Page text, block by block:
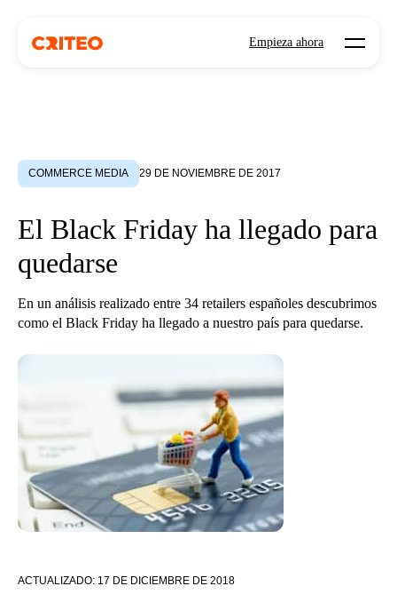
Empieza ahora Open
COMMERCE MEDIA 29 DE NOVIEMBRE DE 2017
El Black Friday ha llegado para
quedarse
En un análisis realizado entre 34 retailers españoles descubrimos
como el Black Friday ha llegado a nuestro país para quedarse.
ACTUALIZADO: 17 DE DICIEMBRE DE 2018